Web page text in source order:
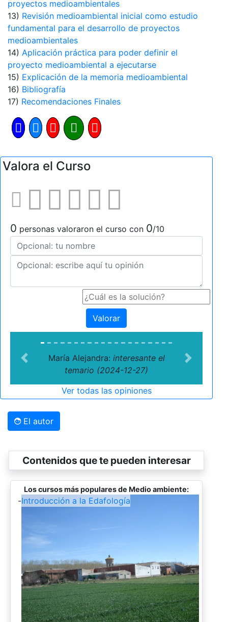
proyectos medioambientales
13) Revisión medioambiental inicial como estudio
fundamental para el desarrollo de proyectos
medioambientales
14) Aplicación práctica para poder definir el
proyecto medioambiental a ejecutarse
15) Explicación de la memoria medioambiental
16) Bibliografía
17) Recomendaciones Finales
Valora el Curso
0 personas valoraron el curso con 0/10
Valorar
María Alejandra: interesante el
temario (2024-12-27)
Previous Next
Ver todas las opiniones
El autor
Contenidos que te pueden interesar
Los cursos más populares de Medio ambiente:
-Introducción a la Edafología